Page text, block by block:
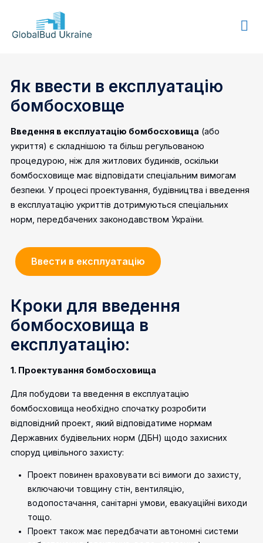
GLOBALBUD
Як ввести в експлуатацію
бомбосховще
Введення в експлуатацію бомбосховища (або
укриття) є складнішою та більш регульованою
процедурою, ніж для житлових будинків, оскільки
бомбосховище має відповідати спеціальним вимогам
безпеки. У процесі проектування, будівництва і введення
в експлуатацію укриттів дотримуються спеціальних
норм, передбачених законодавством України.
Ввести в експлуатацію
Кроки для введення
бомбосховища в
експлуатацію:
1. Проектування бомбосховища
Для побудови та введення в експлуатацію
бомбосховища необхідно спочатку розробити
відповіднийпроект , який відповідатиме нормам
Державних будівельних норм (ДБН) щодо захисних
споруд цивільного захисту:
Проект повинен враховувати всі вимоги до захисту,
включаючи товщину стін, вентиляцію,
водопостачання, санітарні умови, евакуаційні виходи
тощо.
Проект також має передбачати автономні системи